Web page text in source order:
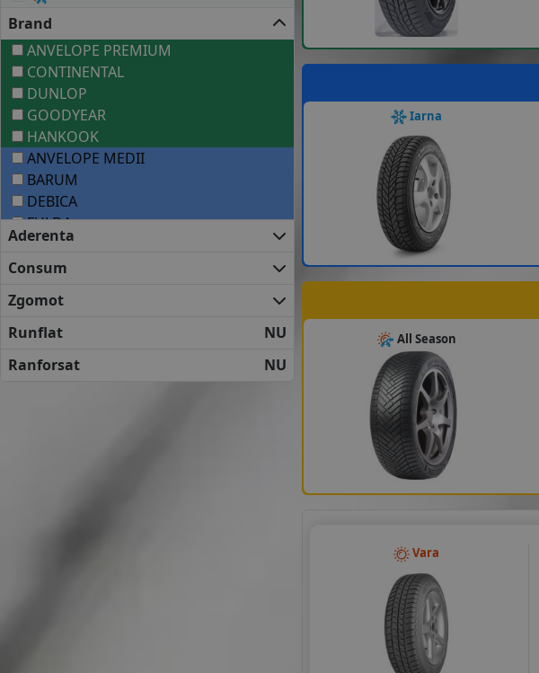
Brand
ANVELOPE PREMIUM
CONTINENTAL
DUNLOP
GOODYEAR
HANKOOK
ANVELOPE MEDII
BARUM
DEBICA
FULDA
KUMHO
MATADOR
VREDESTEIN
ANVELOPE BUGET
DELINTE
Aderenta
Consum
Zgomot
Runflat
NU
Ranforsat
NU
Iarna
All Season
Vara